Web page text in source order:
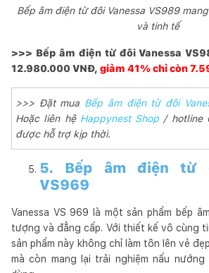
Bếp âm điện từ đôi Vanessa VS989
và tinh tế
>>> Bếp âm điện từ đôi Vanessa
12.980.000 VNĐ, giảm 41% chỉ còn
>>> Đặt mua Bếp âm điện từ đôi
Hoặc liên hệ Happynest Shop / hotline
được hỗ trợ kịp thời.
5. Bếp âm điện từ
VS969
Vanessa VS 969 là một sản phẩm bếp
tượng và đẳng cấp. Với thiết kế vô cùng
sản phẩm này không chỉ làm tôn lên vẻ
mà còn mang lại trải nghiệm nấu